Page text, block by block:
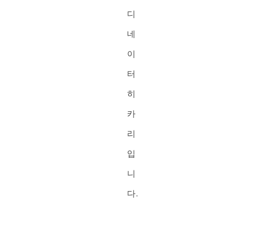
디
네
이
터
히
카
리
입
니
다.